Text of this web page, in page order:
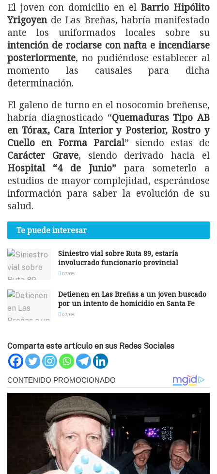
El joven con domicilio en el Barrio Hipólito
Yrigoyende Las Breñas, habría manifestado
ante los uniformados locales sobre su
intención de rociarse con nafta e incendiarse
posteriormente, no pudiéndose establecer al
momento las causales para dicha
determinación.
El galeno de turno en el nosocomio breñense,
habría diagnosticado “Quemaduras Tipo AB
en Tórax, Cara Interior y Posterior, Rostro y
Cuello en Forma Parcial” siendo estas de
Carácter Grave, siendo derivado hacia el
Hospital “4 de Junio” para someterlo a
estudios de mayor complejidad, esperándose
información para saber la evolución de su
salud.
Te puede interesar
Siniestro vial sobre Ruta 89, estaría
involucrado funcionario provincial
07/08
Detienen en Las Breñas a un joven buscado
por un intento de homicidio en Santa Fe
07/08
Comparta este artículo en sus Redes Sociales